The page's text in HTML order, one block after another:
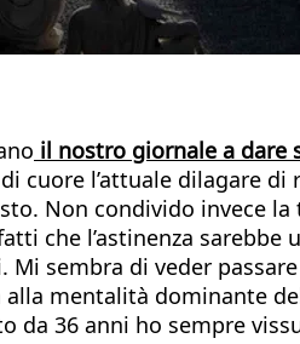
il nostro giornale a dare
cuore l’attuale dilagare
Non condivido invece la
che l’astinenza
Mi sembra di veder
mentalità dominante
da 36 anni ho sempre